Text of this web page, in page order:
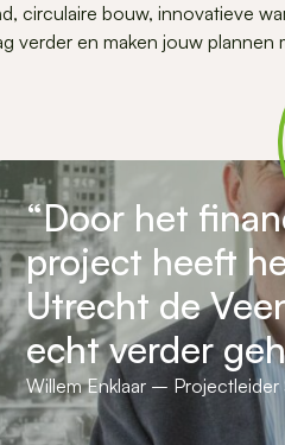
circulaire bouw, innovatieve
verder en maken jouw plannen
“Door het
project heeft
Utrecht de
echt verder
Willem Enklaar – Projectleider